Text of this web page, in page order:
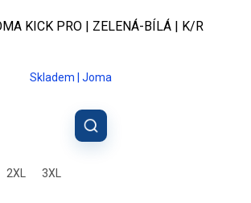
KICK PRO | ZELENÁ-BÍLÁ | K/R
Skladem | Joma
2XL 3XL